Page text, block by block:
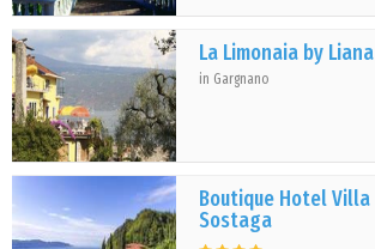
La Limonaia by Liana
in Gargnano
Boutique Hotel Villa
Sostaga